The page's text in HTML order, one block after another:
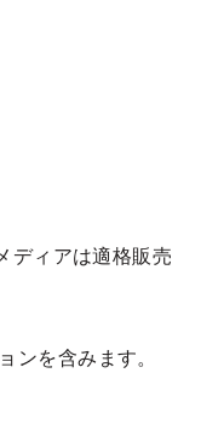
ディアは適格販売
ンを含みます。